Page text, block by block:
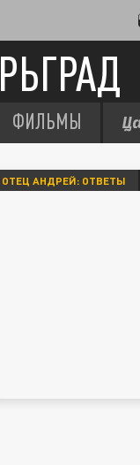
ФИЛЬМЫ
ОТЕЦ АНДРЕЙ: ОТВЕТЫ